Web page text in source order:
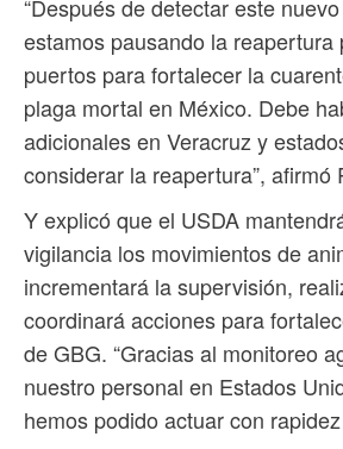
“Después de detectar este
estamos pausando la reapertura
puertos para fortalecer la
plaga mortal en México. Debe
adicionales en Veracruz y
considerar la reapertura”, afirmó
Y explicó que el USDA
vigilancia los movimientos de
incrementará la supervisión,
coordinará acciones para
de GBG. “Gracias al monitoreo
nuestro personal en Estados
hemos podido actuar con